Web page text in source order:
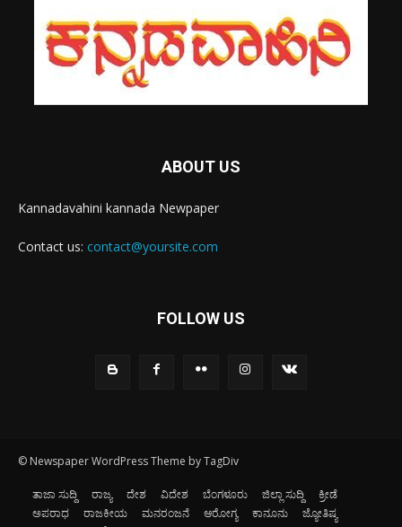
ABOUT US
Kannadavahini kannada Newpaper
Contact us: contact@yoursite.com
FOLLOW US
© Newspaper WordPress Theme by TagDiv
ತಾಜಾ ಸುದ್ದಿ ರಾಜ್ಯ ದೇಶ ವಿದೇಶ ಬೆಂಗಳೂರು ಜಿಲ್ಲಾ ಸುದ್ದಿ
ಕ್ರೀಡೆ
ಅಪರಾಧ
ರಾಜಕೀಯ ಮನರಂಜನೆ ಆರೋಗ್ಯ ಕಾನೂನು
ಜ್ಯೋತಿಷ್ಯ